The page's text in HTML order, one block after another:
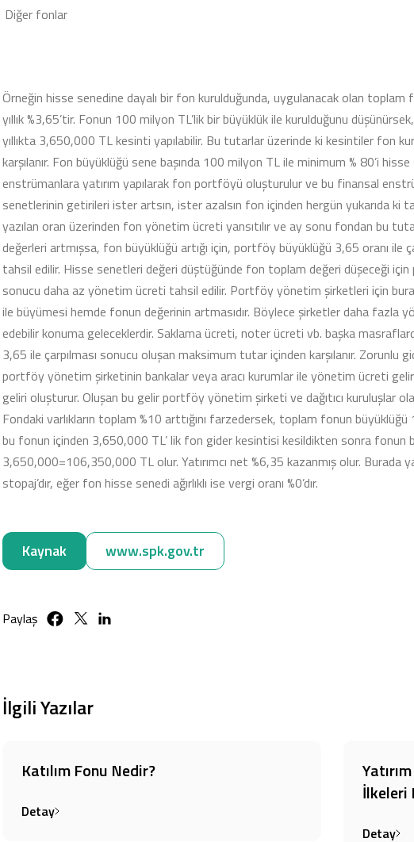
Diğer fonlar
Örneğin hisse senedine dayalı bir fon kurulduğunda, uygulanacak olan
yıllık %3,65’tir. Fonun 100 milyon TL’lik bir büyüklük ile kurulduğunu
yıllıkta 3,650,000 TL kesinti yapılabilir. Bu tutarlar üzerinde ki kesintiler fon
karşılanır. Fon büyüklüğü sene başında 100 milyon TL ile minimum % 80’i
enstrümanlara yatırım yapılarak fon portföyü oluşturulur ve bu finansal
senetlerinin getirileri ister artsın, ister azalsın fon içinden hergün yukarıda ki
yazılan oran üzerinden fon yönetim ücreti yansıtılır ve ay sonu fondan bu
değerleri artmışsa, fon büyüklüğü artığı için, portföy büyüklüğü 3,65 oranı ile
tahsil edilir. Hisse senetleri değeri düştüğünde fon toplam değeri düşeceği için
sonucu daha az yönetim ücreti tahsil edilir. Portföy yönetim şirketleri için
ile büyümesi hemde fonun değerinin artmasıdır. Böylece şirketler daha fazla
edebilir konuma geleceklerdir. Saklama ücreti, noter ücreti vb. başka
3,65 ile çarpılması sonucu oluşan maksimum tutar içinden karşılanır.
portföy yönetim şirketinin bankalar veya aracı kurumlar ile yönetim ücreti
geliri oluşturur. Oluşan bu gelir portföy yönetim şirketi ve dağıtıcı kuruluşlar
Fondaki varlıkların toplam %10 arttığını farzedersek, toplam fonun
bu fonun içinden 3,650,000 TL’ lik fon gider kesintisi kesildikten sonra
3,650,000=106,350,000 TL olur. Yatırımcı net %6,35 kazanmış olur. Burada
stopaj’dır, eğer fon hisse senedi ağırlıklı ise vergi oranı %0’dır.
Kaynak www.spk.gov.tr
Paylaş
İlgili Yazılar
Katılım Fonu Nedir?
Detay
İlkeleri
Detay